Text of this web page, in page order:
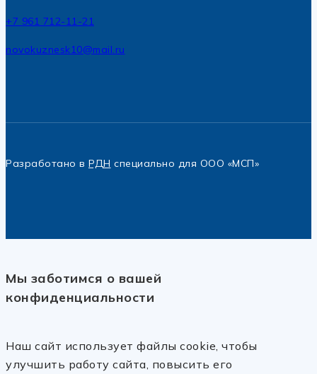
+7 961 712-11-21
novokuznesk10@mail.ru
Разработано в РДН специально для ООО «МСП»
Мы заботимся о вашей
конфиденциальности
Наш сайт использует файлы cookie, чтобы
улучшить работу сайта, повысить его